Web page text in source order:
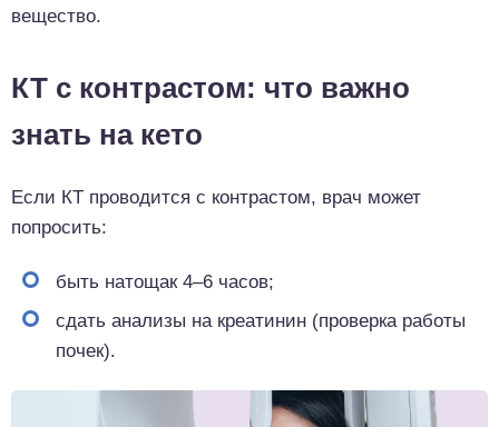
вещество.
КТ с контрастом: что важно
знать на кето
Если КТ проводится с контрастом, врач может
попросить:
быть натощак 4–6 часов;
сдать анализы на креатинин (проверка работы
почек).